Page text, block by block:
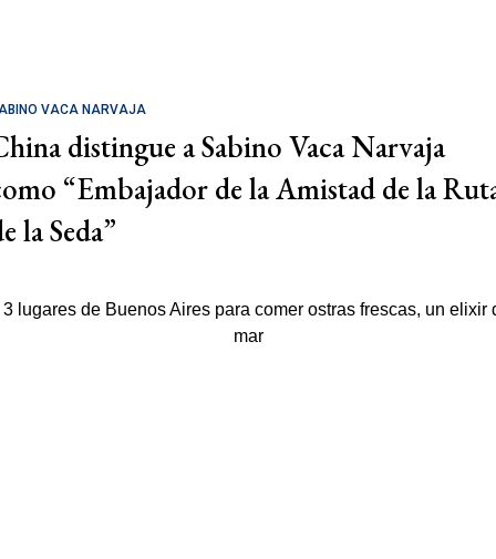
VACA NARVAJA
distingue a Sabino Vaca Narvaja
“Embajador de la Amistad de la
la Seda”